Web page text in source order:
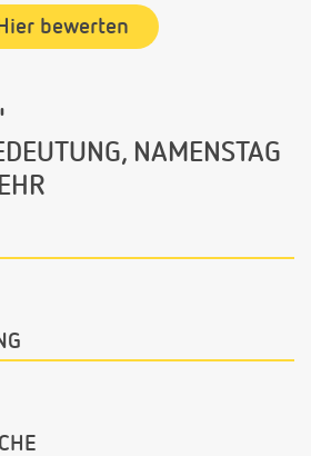
bewerten
NAMENSTAG